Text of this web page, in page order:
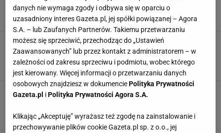
nauczyciel gimnastyki
Kamil Michaluk,13 WRZEŚNIA 2022, 07:11
Ile waży młot do rzucania? Zawodnicy nie mają
lekko!
Kamil Michaluk,8 WRZEŚNIA 2022, 07:38
Ukraina zdobyła złoty medal, a szef FIDE...
Hańba, kompromitacja. "Bandyta"
Karol Górka,11 SIERPNIA 2022, 14:12
danych nie wymaga zgody i odbywa się w oparciu o
uzasadniony interes Gazeta.pl, jej spółki powiązanej – Agora
S.A. – lub Zaufanych Partnerów. Takiemu przetwarzaniu
możesz się sprzeciwić, przechodząc do „Ustawień
Zaawansowanych” lub przez kontakt z administratorem – w
zależności od zakresu sprzeciwu i podmiotu, wobec którego
jest kierowany. Więcej informacji o przetwarzaniu danych
osobowych znajdziesz w dokumenciePolityka Prywatności
Gazeta.pl iPolityka Prywatności Agora S.A.
Klikając „Akceptuję” wyrażasz też zgodę na zainstalowanie i
przechowywanie plików cookie Gazeta.pl sp. z o.o., jej